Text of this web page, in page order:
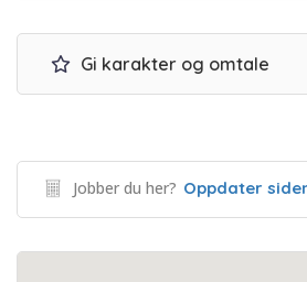
Gi karakter og omtale
Jobber du her? Oppdater